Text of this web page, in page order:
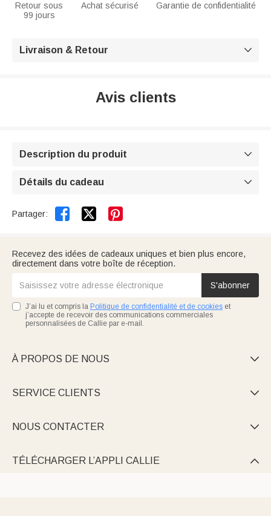
Retour sous
99 jours
Achat sécurisé Garantie de confidentialité
Livraison & Retour 
Avis clients
Description du produit 
Détails du cadeau 
Partager:  
Recevez des idées de cadeaux uniques et bien plus encore,
directement dans votre boîte de réception.
S'abonner
J’ai lu et compris la Politique de confidentialité et de cookies et
j’accepte de recevoir des communications commerciales
personnalisées de Callie par e-mail.
À PROPOS DE NOUS 
SERVICE CLIENTS 
NOUS CONTACTER 
TÉLÉCHARGER L’APPLI CALLIE 